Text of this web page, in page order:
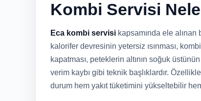
Kombi Servisi
Eca kombi servisi kapsamında ele alınan
kalorifer devresinin yetersiz ısınması,
kapatması, peteklerin altının soğuk
verim kaybı gibi teknik başlıklardır.
durum hem yakıt tüketimini yükseltebilir